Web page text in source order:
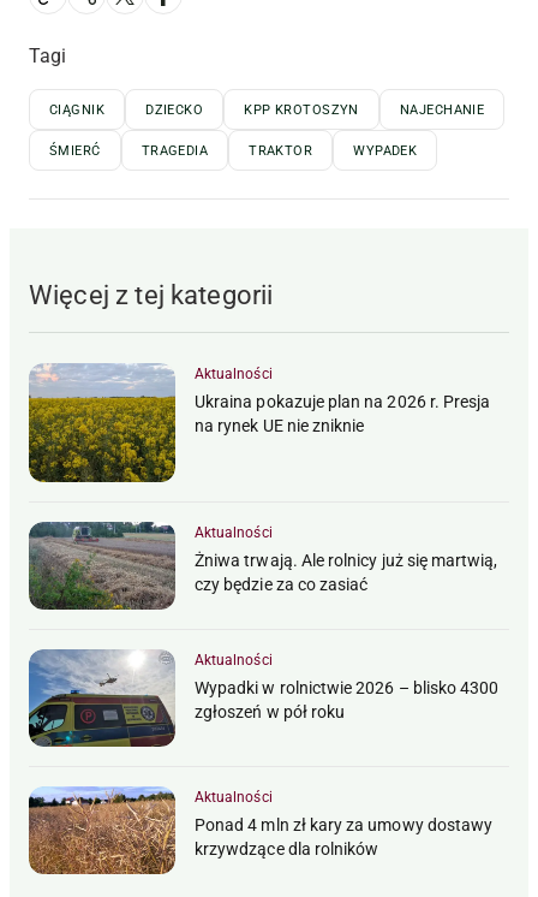
Tagi
CIĄGNIK DZIECKO KPP KROTOSZYN NAJECHANIE
ŚMIERĆ TRAGEDIA TRAKTOR WYPADEK
Więcej z tej kategorii
Aktualności
Ukraina pokazuje plan na 2026 r. Presja
na rynek UE nie zniknie
Aktualności
Żniwa trwają. Ale rolnicy już się martwią,
czy będzie za co zasiać
Aktualności
Wypadki w rolnictwie 2026 – blisko 4300
zgłoszeń w pół roku
Aktualności
Ponad 4 mln zł kary za umowy dostawy
krzywdzące dla rolników